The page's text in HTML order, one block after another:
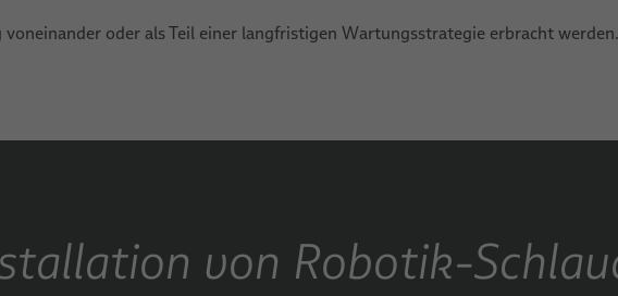
oder als Teil einer langfristigen Wartungsstrategie erbracht
von Robotik-